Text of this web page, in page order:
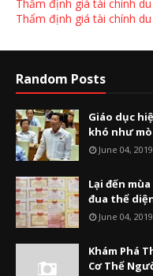
Thẩm định giá tài chính
Thẩm định giá tài chính
Random Posts
Giáo dục
khó như mò
June 04, 2019
Lại đến
đua thể
June 04, 2019
Khám Phá
Cơ Thể